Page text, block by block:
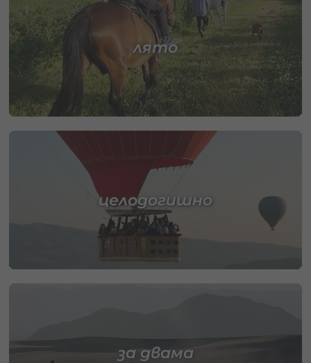
лято
целодогишно
за двама